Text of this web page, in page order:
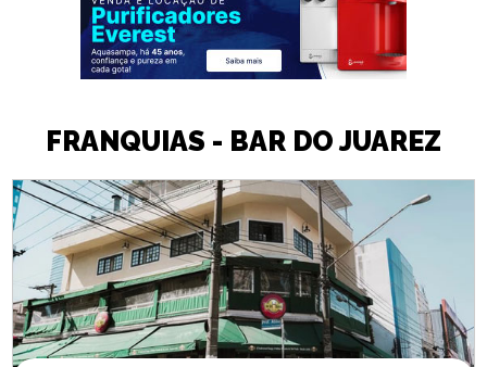
FRANQUIAS - BAR DO JUAREZ